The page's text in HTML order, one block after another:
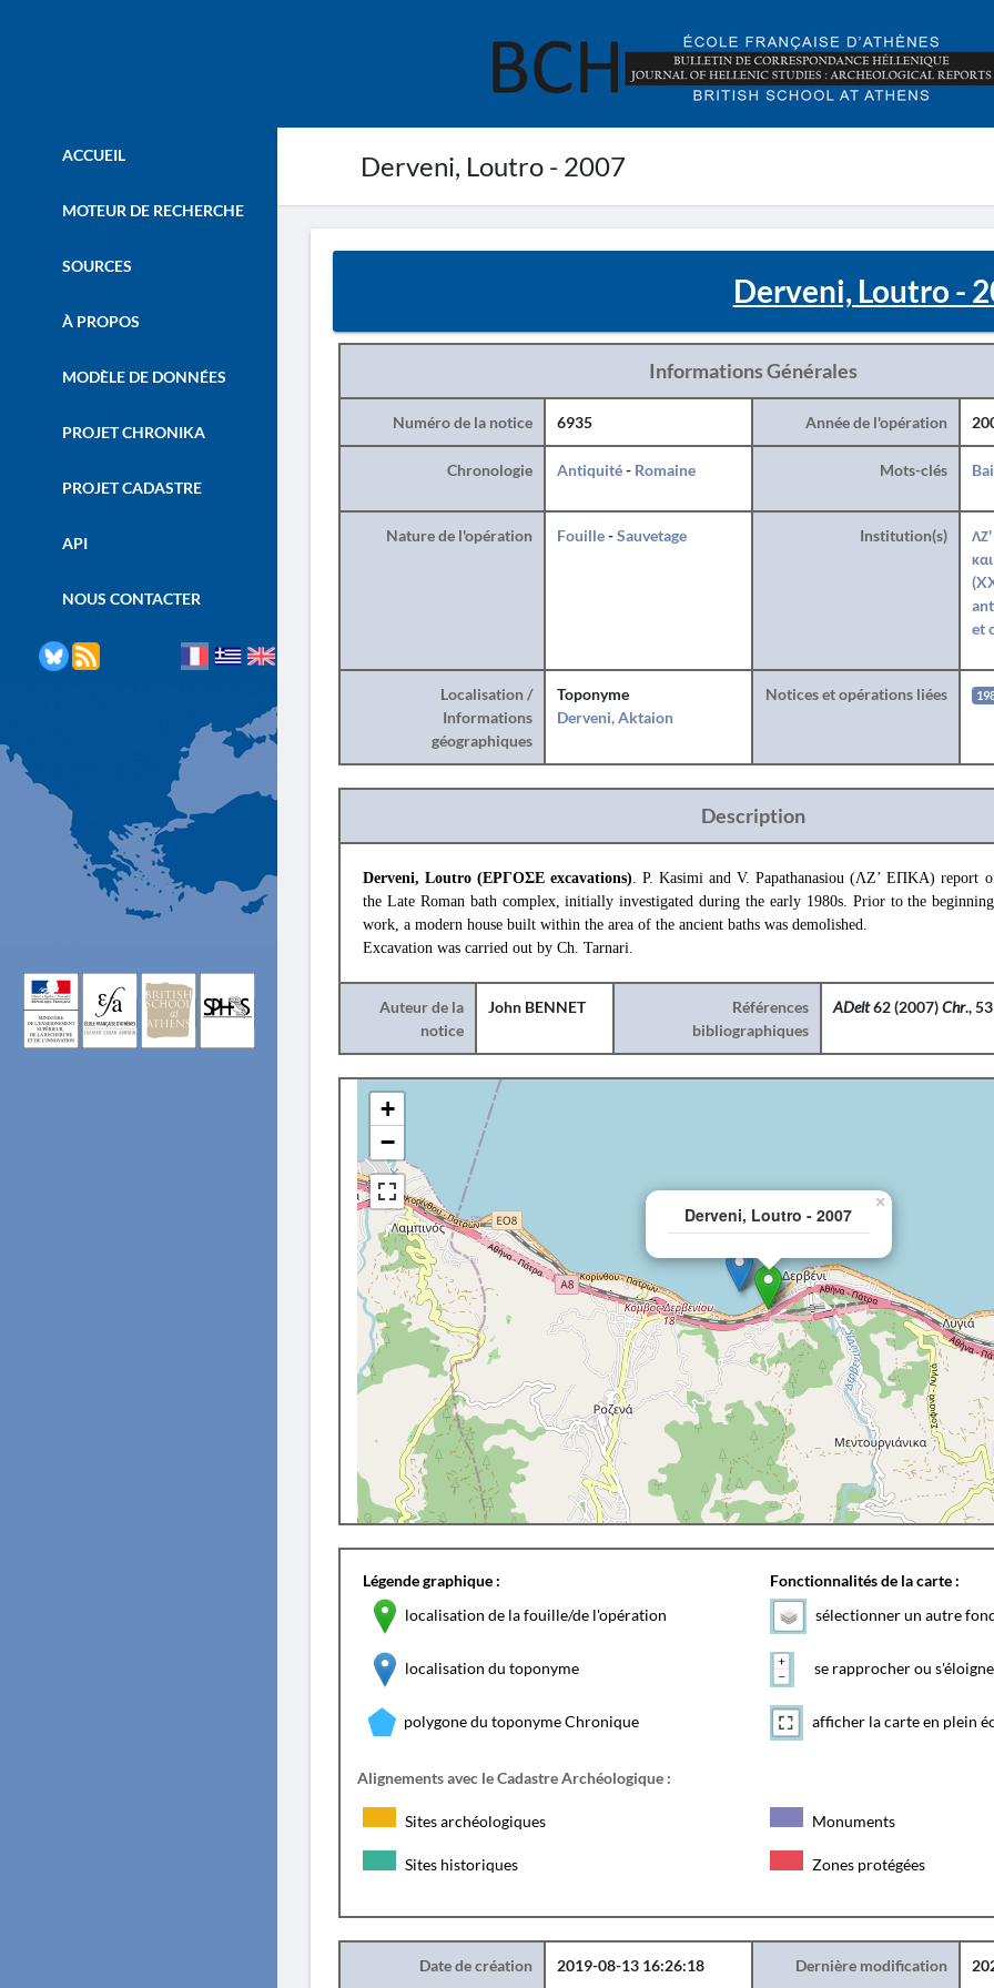
Derveni, Loutro - 2007
ACCUEIL
MOTEUR DE RECHERCHE
SOURCES
À PROPOS
MODÈLE DE DONNÉES
PROJET CHRONIKA
PROJET CADASTRE
API
NOUS CONTACTER
Derveni, Loutro -
Informations Générales
Numéro de la notice 6935 Année de l'opération
Chronologie Antiquité- Romaine Mots-clés
Nature de l'opération Fouille-Sauvetage Institution(s)
ΛΖ'
et
Localisation /
Informations
géographiques
Toponyme
Derveni, Aktaion
Notices et opérations liées
Description
Derveni, Loutro (ΕΡΓΟΣΕ excavations). P. Kasimi and V. Papathanasiou (ΛΖ’ ΕΠΚΑ) report
the Late Roman bath complex, initially investigated during the early 1980s. Prior to the
work, a modern house built within the area of the ancient baths was demolished.
Excavation was carried out by Ch. Tarnari.
Auteur de la
notice
John BENNET
Références
bibliographiques
ADelt62 (2007)Chr.,
Derveni, Loutro - 2007
×
+
−
Légende graphique :
localisation de la fouille/de l'opération
localisation du toponyme
polygone du toponyme Chronique
Fonctionnalités de la carte :
sélectionner un autre
se rapprocher ou
afficher la carte en plein
Alignements avec le Cadastre Archéologique :
Sites archéologiques Monuments
Sites historiques Zones protégées
Date de création 2019-08-13 16:26:18 Dernière modification